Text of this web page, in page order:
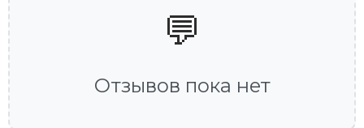
💬
Отзывов пока нет